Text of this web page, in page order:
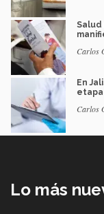
Salud
Carlos
En
Carlos
Lo más